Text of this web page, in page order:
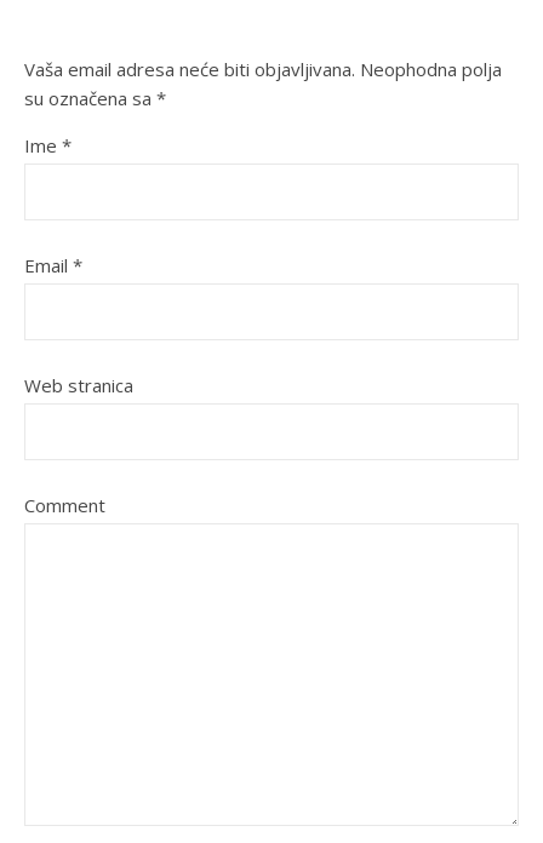
Vaša email adresa neće biti objavljivana. Neophodna polja
su označena sa *
Ime *
Email *
Web stranica
Comment